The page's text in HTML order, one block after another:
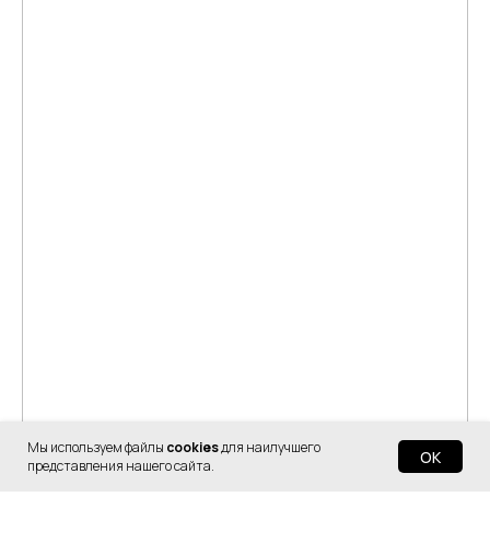
Мы используем файлы cookiesдля наилучшего
представления нашего сайта.
OK